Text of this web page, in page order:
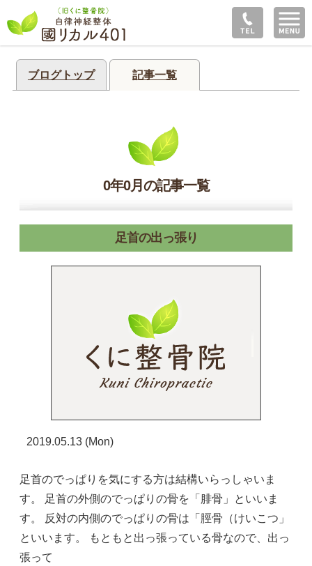
ブログトップ 記事一覧
0年0月の記事一覧
足首の出っ張り
2019.05.13 (Mon)
足首のでっぱりを気にする方は結構いらっしゃいま
す。 足首の外側のでっぱりの骨を「腓骨」といいま
す。 反対の内側のでっぱりの骨は「脛骨（けいこつ」
といいます。 もともと出っ張っている骨なので、出っ
張って